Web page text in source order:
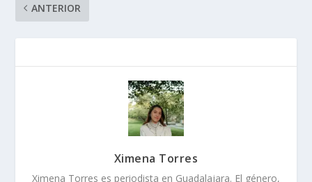
ANTERIOR
Ximena Torres
Ximena Torres es periodista en Guadalajara. El género,